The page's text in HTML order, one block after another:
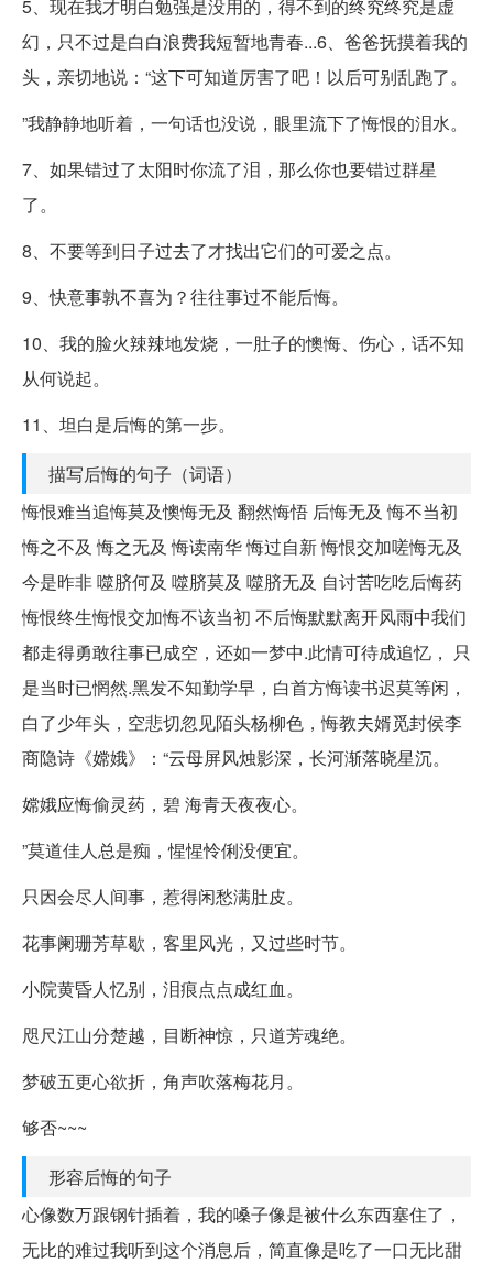
5、现在我才明白勉强是没用的，得不到的终究终究是虚
幻，只不过是白白浪费我短暂地青春...6、爸爸抚摸着我的
头，亲切地说：“这下可知道厉害了吧！以后可别乱跑了。
”我静静地听着，一句话也没说，眼里流下了悔恨的泪水。
7、如果错过了太阳时你流了泪，那么你也要错过群星
了。
8、不要等到日子过去了才找出它们的可爱之点。
9、快意事孰不喜为？往往事过不能后悔。
10、我的脸火辣辣地发烧，一肚子的懊悔、伤心，话不知
从何说起。
11、坦白是后悔的第一步。
描写后悔的句子（词语）
悔恨难当追悔莫及懊悔无及 翻然悔悟 后悔无及 悔不当初
悔之不及 悔之无及 悔读南华 悔过自新 悔恨交加嗟悔无及
今是昨非 噬脐何及 噬脐莫及 噬脐无及 自讨苦吃吃后悔药
悔恨终生悔恨交加悔不该当初 不后悔默默离开风雨中我们
都走得勇敢往事已成空，还如一梦中.此情可待成追忆， 只
是当时已惘然.黑发不知勤学早，白首方悔读书迟莫等闲，
白了少年头，空悲切忽见陌头杨柳色，悔教夫婿觅封侯李
商隐诗《嫦娥》：“云母屏风烛影深，长河渐落晓星沉。
嫦娥应悔偷灵药，碧 海青天夜夜心。
”莫道佳人总是痴，惺惺怜俐没便宜。
只因会尽人间事，惹得闲愁满肚皮。
花事阑珊芳草歇，客里风光，又过些时节。
小院黄昏人忆别，泪痕点点成红血。
咫尺江山分楚越，目断神惊，只道芳魂绝。
梦破五更心欲折，角声吹落梅花月。
够否~~~
形容后悔的句子
心像数万跟钢针插着，我的嗓子像是被什么东西塞住了，
无比的难过我听到这个消息后，简直像是吃了一口无比甜